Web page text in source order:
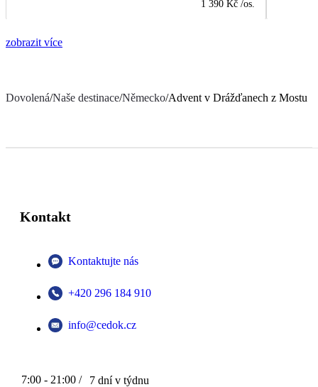
1 390 Kč /os.
zobrazit více
Dovolená/Naše destinace/Německo/Advent v Drážďanech z Mostu
Kontakt
Kontaktujte nás
+420 296 184 910
info@cedok.cz
7:00 - 21:00 / 7 dní v týdnu